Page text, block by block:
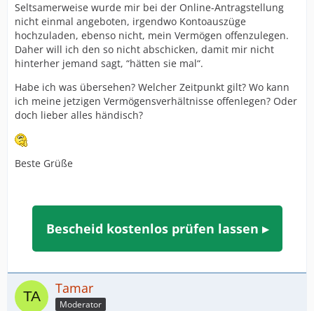
Seltsamerweise wurde mir bei der Online-Antragstellung
nicht einmal angeboten, irgendwo Kontoauszüge
hochzuladen, ebenso nicht, mein Vermögen offenzulegen.
Daher will ich den so nicht abschicken, damit mir nicht
hinterher jemand sagt, “hätten sie mal“.
Habe ich was übersehen? Welcher Zeitpunkt gilt? Wo kann
ich meine jetzigen Vermögensverhältnisse offenlegen? Oder
doch lieber alles händisch?
Beste Grüße
Bescheid kostenlos prüfen lassen ▸
Tamar
Moderator